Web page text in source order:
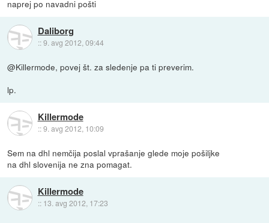
naprej po navadni pošti
Daliborg
::9. avg 2012, 09:44
@Killermode, povej št. za sledenje pa ti preverim.
lp.
Killermode
::9. avg 2012, 10:09
Sem na dhl nemčija poslal vprašanje glede moje pošiljke
na dhl slovenija ne zna pomagat.
Killermode
:: 13. avg 2012, 17:23